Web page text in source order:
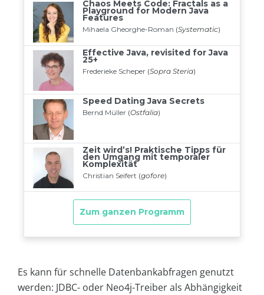
Es kann für schnelle Datenbankabfragen genutzt
werden: JDBC- oder Neo4j-Treiber als Abhängigkeit